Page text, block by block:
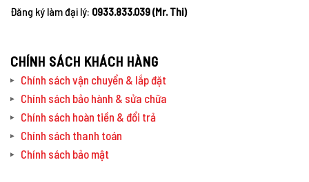
Đăng ký làm đại lý: 0933.833.039 (Mr. Thi)
CHÍNH SÁCH KHÁCH HÀNG
Chính sách vận chuyển & lắp đặt
Chính sách bảo hành & sửa chữa
Chính sách hoàn tiền & đổi trả
Chính sách thanh toán
Chính sách bảo mật